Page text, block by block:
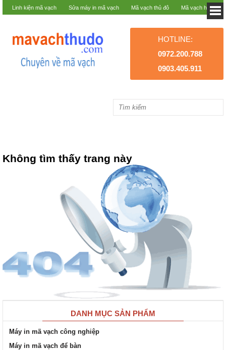
Linh kiện mã vạch Sửa máy in mã vạch Mã vạch thủ đô Mã vạch hà nội
HOTLINE:
0972.200.788
0903.405.911
Không tìm thấy trang này
DANH MỤC SẢN PHẨM
Máy in mã vạch công nghiệp
Máy in mã vạch để bàn